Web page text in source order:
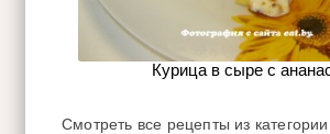
Курица в сыре с
Смотреть все рецепты из